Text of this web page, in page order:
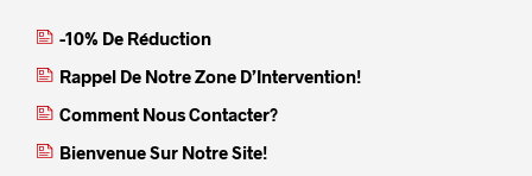
-10% De Réduction
Rappel De Notre Zone D’Intervention!
Comment Nous Contacter?
Bienvenue Sur Notre Site!